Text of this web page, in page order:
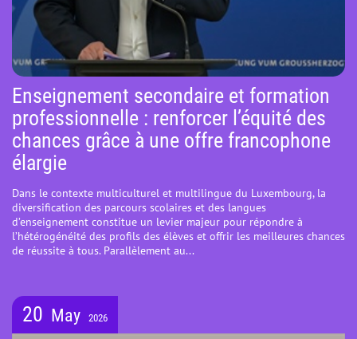
Enseignement secondaire et formation
professionnelle : renforcer l’équité des
chances grâce à une offre francophone
élargie
Dans le contexte multiculturel et multilingue du Luxembourg, la
diversification des parcours scolaires et des langues
d’enseignement constitue un levier majeur pour répondre à
l’hétérogénéité des profils des élèves et offrir les meilleures chances
de réussite à tous. Parallèlement au...
20 May 2026